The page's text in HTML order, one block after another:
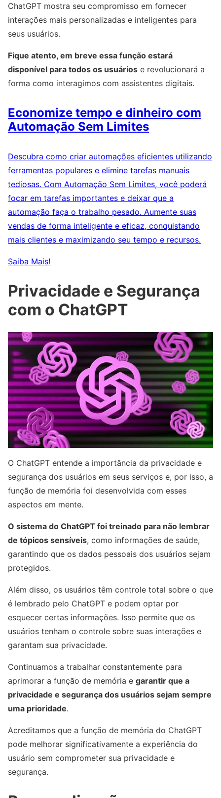
ChatGPT mostra seu compromisso em fornecer
interações mais personalizadas e inteligentes para
seus usuários.
Fique atento, em breve essa função estará
disponível para todos os usuários e revolucionará a
forma como interagimos com assistentes digitais.
Economize tempo e dinheiro com
Automação Sem Limites
Descubra como criar automações eficientes utilizando
ferramentas populares e elimine tarefas manuais
tediosas. Com Automação Sem Limites, você poderá
focar em tarefas importantes e deixar que a
automação faça o trabalho pesado. Aumente suas
vendas de forma inteligente e eficaz, conquistando
mais clientes e maximizando seu tempo e recursos.
Saiba Mais!
Privacidade e Segurança
com o ChatGPT
O ChatGPT entende a importância da privacidade e
segurança dos usuários em seus serviços e, por isso, a
função de memória foi desenvolvida com esses
aspectos em mente.
O sistema do ChatGPT foi treinado para não lembrar
de tópicos sensíveis, como informações de saúde,
garantindo que os dados pessoais dos usuários sejam
protegidos.
Além disso, os usuários têm controle total sobre o que
é lembrado pelo ChatGPT e podem optar por
esquecer certas informações. Isso permite que os
usuários tenham o controle sobre suas interações e
garantam sua privacidade.
Continuamos a trabalhar constantemente para
aprimorar a função de memória e garantir que a
privacidade e segurança dos usuários sejam sempre
uma prioridade.
Acreditamos que a função de memória do ChatGPT
pode melhorar significativamente a experiência do
usuário sem comprometer sua privacidade e
segurança.